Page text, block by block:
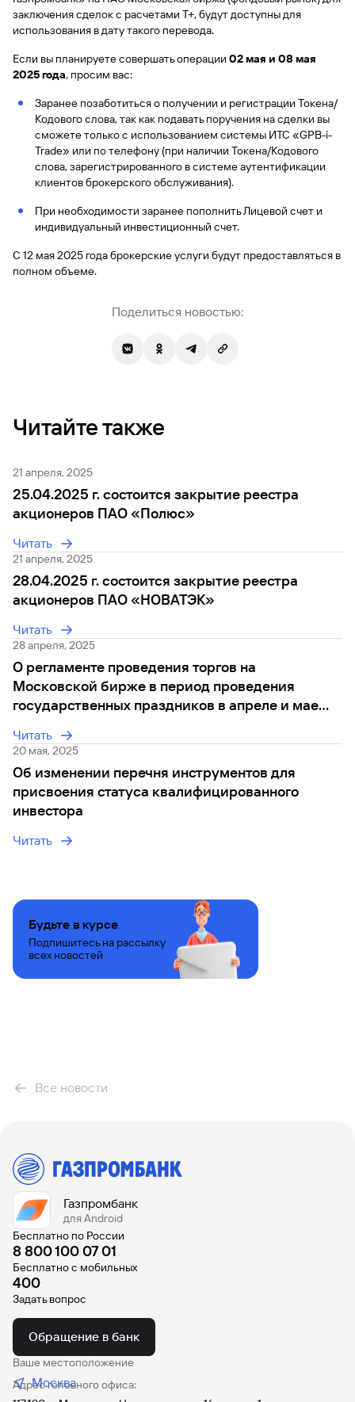
Все новости
заключения сделок с расчетами Т+, будут доступны для
использования в дату такого перевода.
Если вы планируете совершать операции 02 мая и 08 мая
2025 года, просим вас:
Заранее позаботиться о получении и регистрации Токена/
Кодового слова, так как подавать поручения на сделки вы
сможете только с использованием системы ИТС «GPB-i-
Trade» или по телефону (при наличии Токена/Кодового
слова, зарегистрированного в системе аутентификации
клиентов брокерского обслуживания).
При необходимости заранее пополнить Лицевой счет и
индивидуальный инвестиционный счет.
С 12 мая 2025 года брокерские услуги будут предоставляться в
полном объеме.
Поделиться новостью:
Читайте также
21 апреля, 2025
25.04.2025 г. состоится закрытие реестра
акционеров ПАО «Полюс»
Читать
21 апреля, 2025
28.04.2025 г. состоится закрытие реестра
акционеров ПАО «НОВАТЭК»
Читать
28 апреля, 2025
О регламенте проведения торгов на
Московской бирже в период проведения
государственных праздников в апреле и мае
Читать
20 мая, 2025
Об изменении перечня инструментов для
присвоения статуса квалифицированного
инвестора
Читать
Будьте в курсе
Подпишитесь на рассылку
всех новостей
Газпромбанк
для Android
Бесплатно по России
8 800 100 07 01
Бесплатно с мобильных
400
Задать вопрос
Обращение в банк
Ваше местоположение
Москва
Адрес головного офиса: